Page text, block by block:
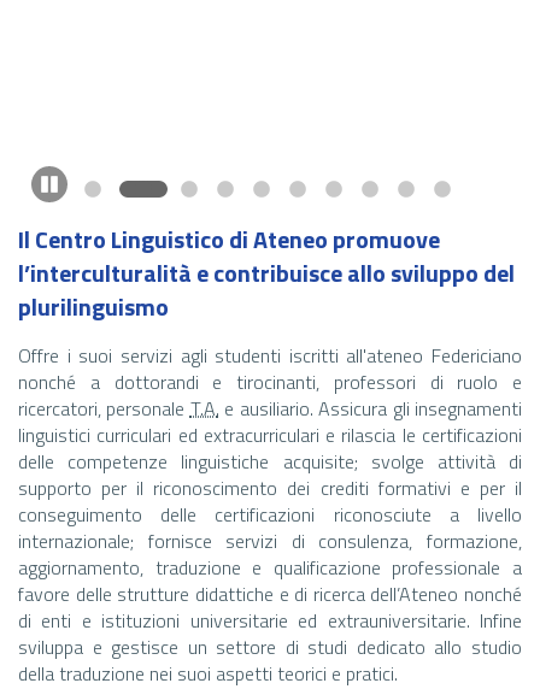
Pause
Il Centro Linguistico di Ateneo promuove
l’interculturalità e contribuisce allo sviluppo del
plurilinguismo
Offre i suoi servizi agli studenti iscritti all'ateneo Federiciano
nonché a dottorandi e tirocinanti, professori di ruolo e
ricercatori, personale T.A. e ausiliario. Assicura gli insegnamenti
linguistici curriculari ed extracurriculari e rilascia le certificazioni
delle competenze linguistiche acquisite; svolge attività di
supporto per il riconoscimento dei crediti formativi e per il
conseguimento delle certificazioni riconosciute a livello
internazionale; fornisce servizi di consulenza, formazione,
aggiornamento, traduzione e qualificazione professionale a
favore delle strutture didattiche e di ricerca dell’Ateneo nonché
di enti e istituzioni universitarie ed extrauniversitarie. Infine
sviluppa e gestisce un settore di studi dedicato allo studio
della traduzione nei suoi aspetti teorici e pratici.